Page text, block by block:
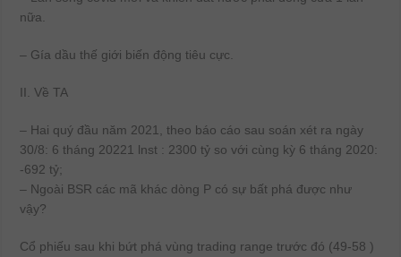
nữa.
– Gía dầu thế giới biến động tiêu cực.
II. Về TA
– Hai quý đầu năm 2021, theo báo cáo sau soán xét ra ngày
30/8: 6 tháng 20221 lnst : 2300 tỷ so với cùng kỳ 6 tháng 2020:
-692 tỷ;
– Ngoài BSR các mã khác dòng P có sự bất phá được như
vậy?
Cổ phiếu sau khi bứt phá vùng trading range trước đó (49-58 )